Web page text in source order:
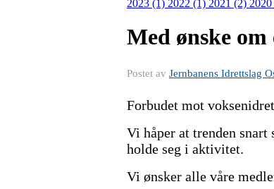
2023 (1) 2022 (1) 2021 (2)
Med ønske
Postet av Jernbanens Idrettslag
Forbudet mot
Vi håper at trenden
holde seg i aktivitet.
Vi ønsker alle våre